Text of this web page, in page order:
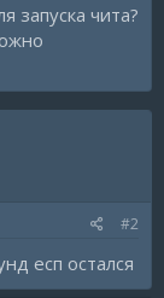
запуска чита?
#2
есп остался